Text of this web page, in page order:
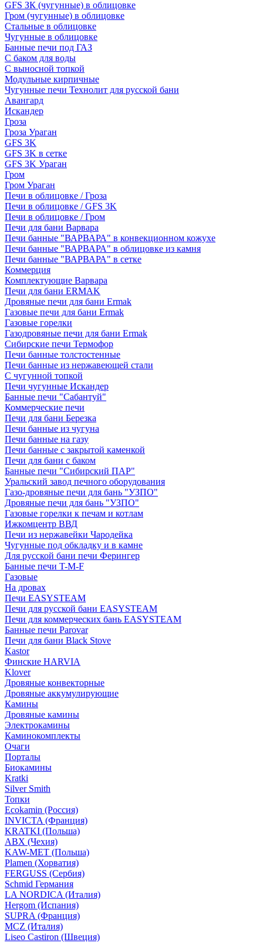
GFS ЗК (чугунные) в облицовке
Гром (чугунные) в облицовке
Стальные в облицовке
Чугунные в облицовке
Банные печи под ГАЗ
С баком для воды
С выносной топкой
Модульные кирпичные
Чугунные печи Технолит для русской бани
Авангард
Искандер
Гроза
Гроза Ураган
GFS 3K
GFS 3K в сетке
GFS 3K Ураган
Гром
Гром Ураган
Печи в облицовке / Гроза
Печи в облицовке / GFS 3K
Печи в облицовке / Гром
Печи для бани Варвара
Печи банные "ВАРВАРА" в конвекционном кожухе
Печи банные "ВАРВАРА" в облицовке из камня
Печи банные "ВАРВАРА" в сетке
Коммерция
Комплектующие Варвара
Печи для бани ERMAK
Дровяные печи для бани Ermak
Газовые печи для бани Ermak
Газовые горелки
Газодровяные печи для бани Ermak
Сибирские печи Термофор
Печи банные толстостенные
Печи банные из нержавеющей стали
С чугунной топкой
Печи чугунные Искандер
Банные печи "Сабантуй"
Коммерческие печи
Печи для бани Березка
Печи банные из чугуна
Печи банные на газу
Печи банные с закрытой каменкой
Печи для бани с баком
Банные печи "Сибирский ПАР"
Уральский завод печного оборудования
Газо-дровяные печи для бань "УЗПО"
Дровяные печи для бань "УЗПО"
Газовые горелки к печам и котлам
Ижкомцентр ВВД
Печи из нержавейки Чародейка
Чугунные под обкладку и в камне
Для русской бани печи Ферингер
Банные печи T-M-F
Газовые
На дровах
Печи EASYSTEAM
Печи для русской бани EASYSTEAM
Печи для коммерческих бань EASYSTEAM
Банные печи Parovar
Печи для бани Black Stove
Kastor
Финские HARVIA
Klover
Дровяные конвекторные
Дровяные аккумулирующие
Камины
Дровяные камины
Электрокамины
Каминокомплекты
Очаги
Порталы
Биокамины
Kratki
Silver Smith
Топки
Ecokamin (Россия)
INVICTA (Франция)
KRATKI (Польша)
ABX (Чехия)
KAW-MET (Польша)
Plamen (Хорватия)
FERGUSS (Сербия)
Schmid Германия
LA NORDICA (Италия)
Hergom (Испания)
SUPRA (Франция)
MCZ (Италия)
Liseo Castiron (Швеция)